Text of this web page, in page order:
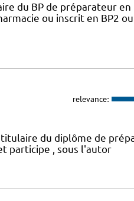
du BP de préparateur en
ou inscrit en BP2 ou
relevance:
titulaire du diplôme de
participe , sous l'autor